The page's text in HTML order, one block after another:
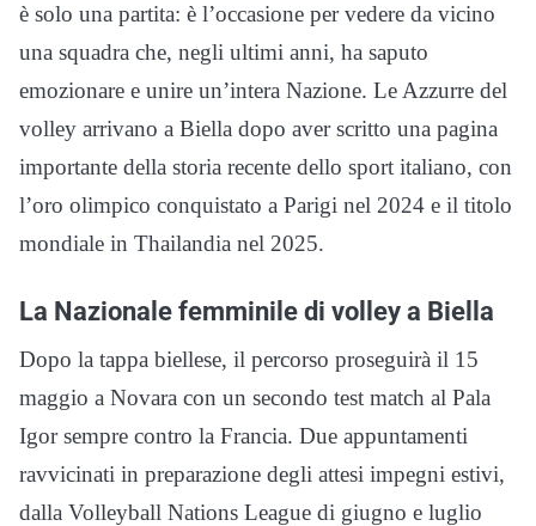
è solo una partita: è l’occasione per vedere da vicino
una squadra che, negli ultimi anni, ha saputo
emozionare e unire un’intera Nazione. Le Azzurre del
volley arrivano a Biella dopo aver scritto una pagina
importante della storia recente dello sport italiano, con
l’oro olimpico conquistato a Parigi nel 2024 e il titolo
mondiale in Thailandia nel 2025.
La Nazionale femminile di volley a Biella
Dopo la tappa biellese, il percorso proseguirà il 15
maggio a Novara con un secondo test match al Pala
Igor sempre contro la Francia. Due appuntamenti
ravvicinati in preparazione degli attesi impegni estivi,
dalla Volleyball Nations League di giugno e luglio